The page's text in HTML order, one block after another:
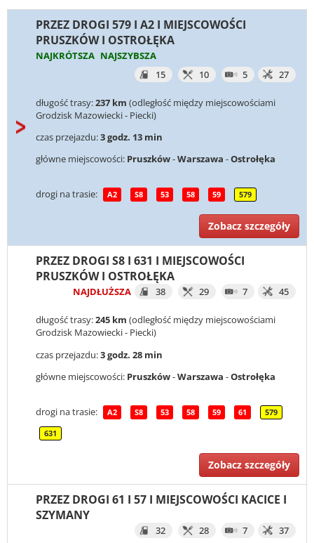
PRZEZ DROGI 579 I A2 I MIEJSCOWOŚCI
PRUSZKÓW I OSTROŁĘKA
NAJKRÓTSZA NAJSZYBSZA
15
10 5 27
długość trasy:237 km (odległość między miejscowościami
Grodzisk Mazowiecki - Piecki)
czas przejazdu:3 godz. 13 min
główne miejscowości: Pruszków-Warszawa -Ostrołęka
drogi na trasie: A2 S8 53 58 59 579
Zobacz szczegóły
PRZEZ DROGI S8 I 631 I MIEJSCOWOŚCI
PRUSZKÓW I OSTROŁĘKA
NAJDŁUŻSZA 38 29 7 45
długość trasy:245 km (odległość między miejscowościami
Grodzisk Mazowiecki - Piecki)
czas przejazdu:3 godz. 28 min
główne miejscowości: Pruszków-Warszawa -Ostrołęka
drogi na trasie: A2 S8 53 58 59 61 579
631
Zobacz szczegóły
PRZEZ DROGI 61 I 57 I MIEJSCOWOŚCI KACICE I
SZYMANY
32 28 7 37